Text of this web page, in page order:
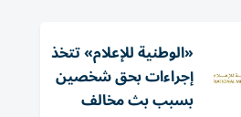
«الوطنية للإعلام» تتخذ
إجراءات بحق شخصين
بسبب بث مخالف